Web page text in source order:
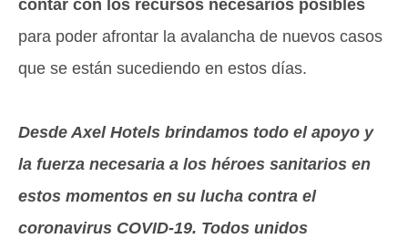
contar con los recursos necesarios posibles
para poder afrontar la avalancha de nuevos casos
que se están sucediendo en estos días.
Desde Axel Hotels brindamos todo el apoyo y
la fuerza necesaria a los héroes sanitarios en
estos momentos en su lucha contra el
coronavirus COVID-19. Todos unidos